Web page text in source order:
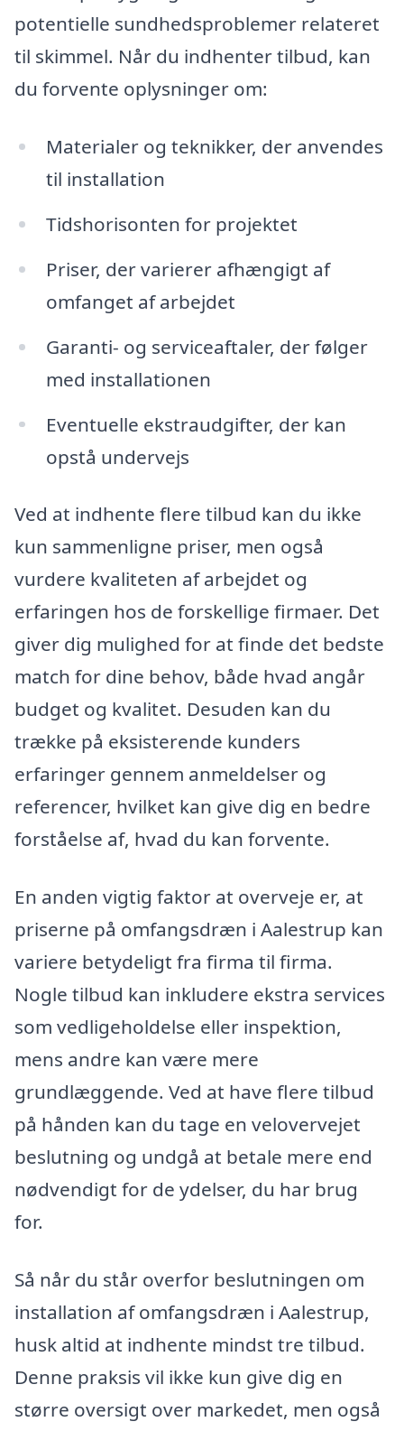
potentielle sundhedsproblemer relateret
til skimmel. Når du indhenter tilbud, kan
du forvente oplysninger om:
Materialer og teknikker, der anvendes
til installation
Tidshorisonten for projektet
Priser, der varierer afhængigt af
omfanget af arbejdet
Garanti- og serviceaftaler, der følger
med installationen
Eventuelle ekstraudgifter, der kan
opstå undervejs
Ved at indhente flere tilbud kan du ikke
kun sammenligne priser, men også
vurdere kvaliteten af arbejdet og
erfaringen hos de forskellige firmaer. Det
giver dig mulighed for at finde det bedste
match for dine behov, både hvad angår
budget og kvalitet. Desuden kan du
trække på eksisterende kunders
erfaringer gennem anmeldelser og
referencer, hvilket kan give dig en bedre
forståelse af, hvad du kan forvente.
En anden vigtig faktor at overveje er, at
priserne på omfangsdræn i Aalestrup kan
variere betydeligt fra firma til firma.
Nogle tilbud kan inkludere ekstra services
som vedligeholdelse eller inspektion,
mens andre kan være mere
grundlæggende. Ved at have flere tilbud
på hånden kan du tage en velovervejet
beslutning og undgå at betale mere end
nødvendigt for de ydelser, du har brug
for.
Så når du står overfor beslutningen om
installation af omfangsdræn i Aalestrup,
husk altid at indhente mindst tre tilbud.
Denne praksis vil ikke kun give dig en
større oversigt over markedet, men også